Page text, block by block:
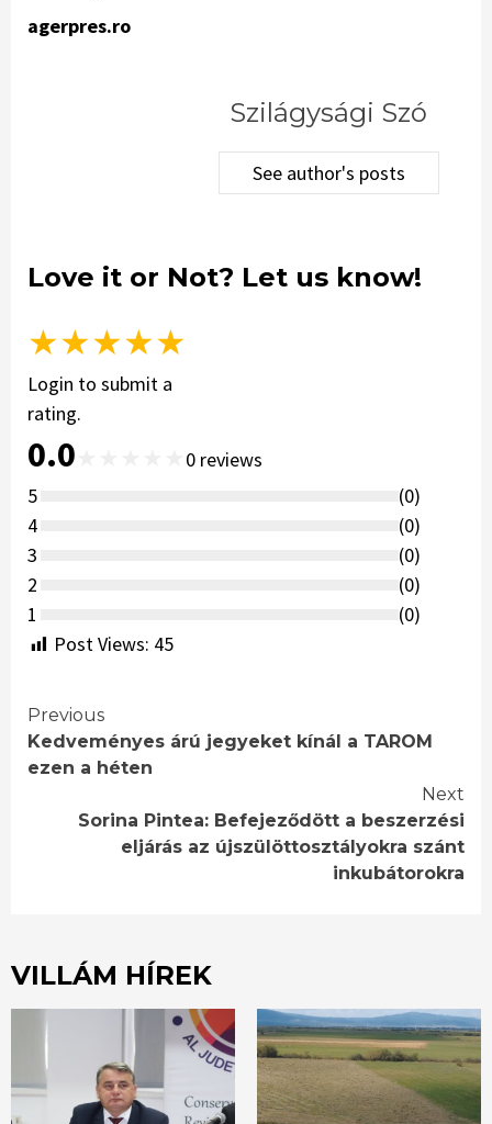
agerpres.ro
Szilágysági Szó
See author's posts
Love it or Not? Let us know!
★★★★★
Login to submit a
rating.
0.0 0 reviews
5
(0)
4
(0)
3
(0)
2
(0)
1
(0)
Post Views: 45
Continue
Reading
Previous
Kedveményes árú jegyeket kínál a TAROM
ezen a héten
Next
Sorina Pintea: Befejeződött a beszerzési
eljárás az újszülöttosztályokra szánt
inkubátorokra
VILLÁM HÍREK